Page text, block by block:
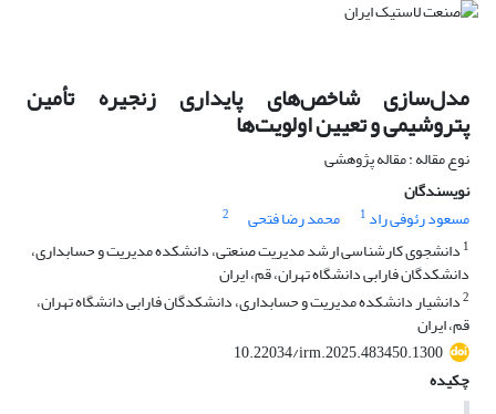
مدل‌سازی شاخص‌های پایداری زنجیره تأمین
پتروشیمی و تعیین اولویت‌ها
نوع مقاله : مقاله پژوهشی
نویسندگان
مسعود رئوفی راد 1 محمد رضا فتحی
2
1 دانشجوی کارشناسی ارشد مدیریت صنعتی، دانشکده مدیریت و حسابداری،
دانشکدگان فارابی دانشگاه تهران، قم، ایران
2دانشیار دانشکده مدیریت و حسابداری، دانشکدگان فارابی دانشگاه تهران،
قم، ایران
10.22034/irm.2025.483450.1300
چکیده